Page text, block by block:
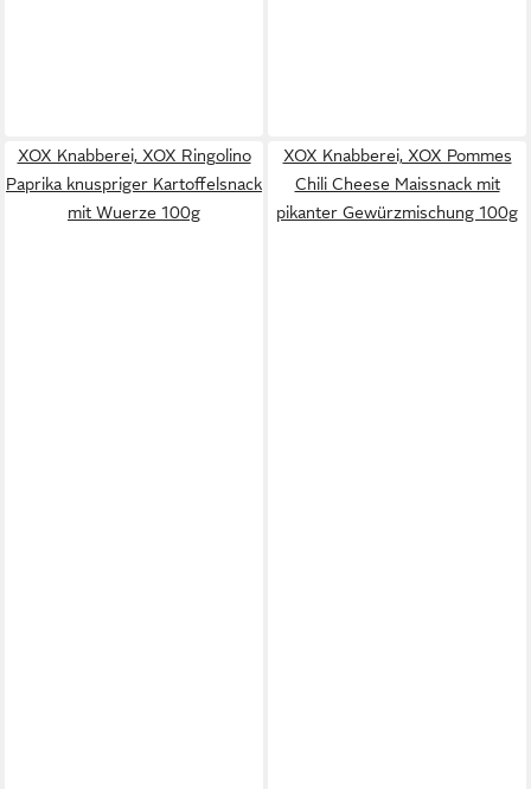
XOX Knabberei, XOX Ringolino
Paprika knuspriger Kartoffelsnack
mit Wuerze 100g
XOX Knabberei, XOX Pommes
Chili Cheese Maissnack mit
pikanter Gewürzmischung 100g